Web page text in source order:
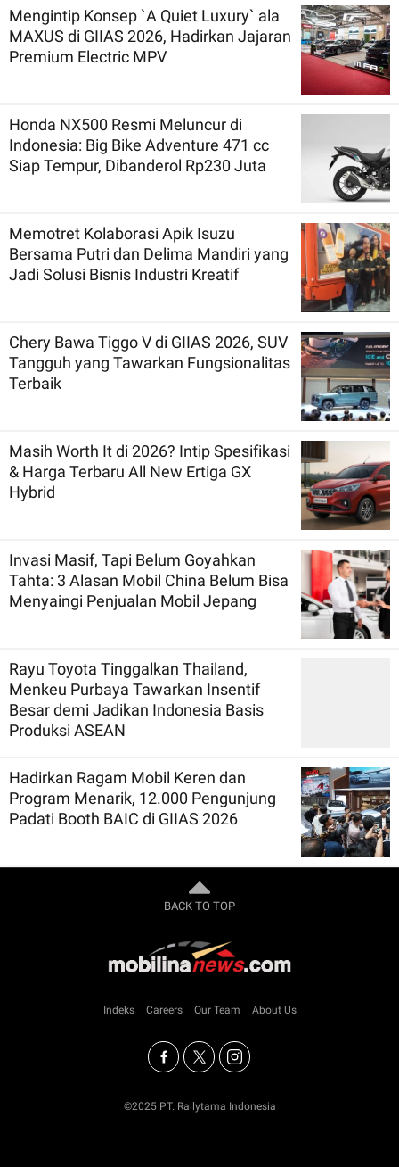
Mengintip Konsep `A Quiet Luxury` ala
MAXUS di GIIAS 2026, Hadirkan Jajaran
Premium Electric MPV
Honda NX500 Resmi Meluncur di
Indonesia: Big Bike Adventure 471 cc
Siap Tempur, Dibanderol Rp230 Juta
Memotret Kolaborasi Apik Isuzu
Bersama Putri dan Delima Mandiri yang
Jadi Solusi Bisnis Industri Kreatif
Chery Bawa Tiggo V di GIIAS 2026, SUV
Tangguh yang Tawarkan Fungsionalitas
Terbaik
Masih Worth It di 2026? Intip Spesifikasi
& Harga Terbaru All New Ertiga GX
Hybrid
Invasi Masif, Tapi Belum Goyahkan
Tahta: 3 Alasan Mobil China Belum Bisa
Menyaingi Penjualan Mobil Jepang
Rayu Toyota Tinggalkan Thailand,
Menkeu Purbaya Tawarkan Insentif
Besar demi Jadikan Indonesia Basis
Produksi ASEAN
Hadirkan Ragam Mobil Keren dan
Program Menarik, 12.000 Pengunjung
Padati Booth BAIC di GIIAS 2026
BACK TO TOP
Indeks Careers Our Team About Us
©2025 PT. Rallytama Indonesia